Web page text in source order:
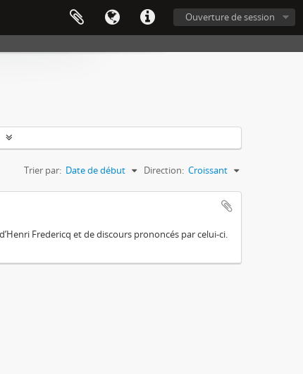
Ouverture de session
Trier par: Date de début Direction: Croissant
Fredericq et de discours prononcés par celui-ci.